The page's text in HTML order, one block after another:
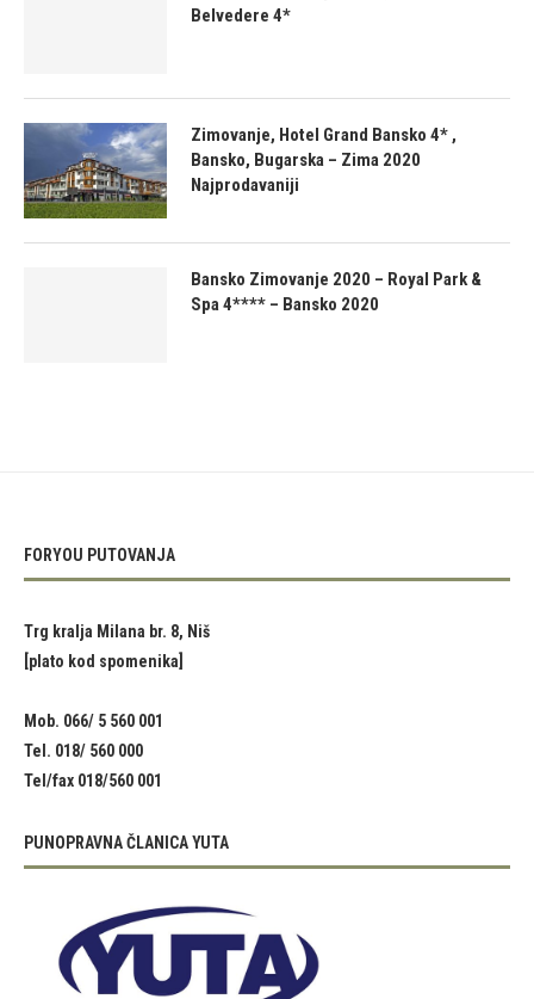
Belvedere 4*
Zimovanje, Hotel Grand Bansko 4* ,
Bansko, Bugarska – Zima 2020
Najprodavaniji
Bansko Zimovanje 2020 – Royal Park &
Spa 4**** – Bansko 2020
FORYOU PUTOVANJA
Trg kralja Milana br. 8, Niš
[plato kod spomenika]
Mob. 066/ 5 560 001
Tel. 018/ 560 000
Tel/fax 018/560 001
PUNOPRAVNA ČLANICA YUTA